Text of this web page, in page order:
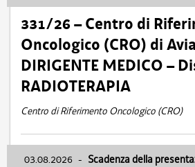
331/26 – Centro di
Oncologico (CRO) di
DIRIGENTE MEDICO –
RADIOTERAPIA
Centro di Riferimento Oncologico (CRO)
03.08.2026 - Scadenza della